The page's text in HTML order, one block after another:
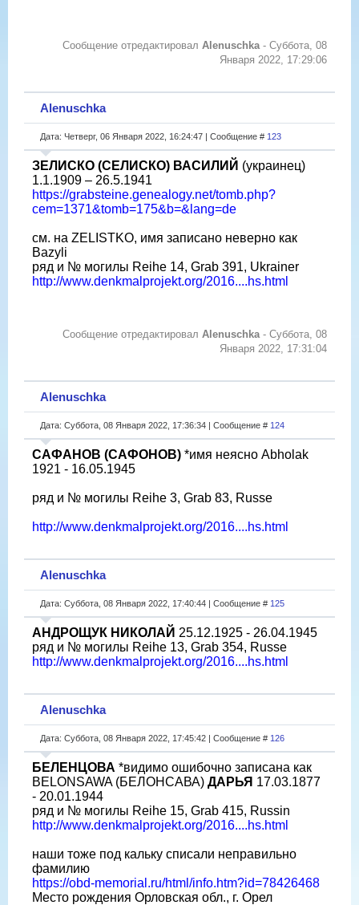
Сообщение отредактировал Alenuschka - Суббота, 08
Января 2022, 17:29:06
Alenuschka
Дата: Четверг, 06 Января 2022, 16:24:47 | Сообщение # 123
ЗЕЛИСКО (СЕЛИСКО) ВАСИЛИЙ (украинец)
1.1.1909 – 26.5.1941
https://grabsteine.genealogy.net/tomb.php?
cem=1371&tomb=175&b=&lang=de
см. на ZELISTKO, имя записано неверно как
Bazyli
ряд и № могилы Reihe 14, Grab 391, Ukrainer
http://www.denkmalprojekt.org/2016....hs.html
Сообщение отредактировал Alenuschka - Суббота, 08
Января 2022, 17:31:04
Alenuschka
Дата: Суббота, 08 Января 2022, 17:36:34 | Сообщение # 124
САФАНОВ (САФОНОВ) *имя неясно Abholak
1921 - 16.05.1945
ряд и № могилы Reihe 3, Grab 83, Russe
http://www.denkmalprojekt.org/2016....hs.html
Alenuschka
Дата: Суббота, 08 Января 2022, 17:40:44 | Сообщение # 125
АНДРОЩУК НИКОЛАЙ 25.12.1925 - 26.04.1945
ряд и № могилы Reihe 13, Grab 354, Russe
http://www.denkmalprojekt.org/2016....hs.html
Alenuschka
Дата: Суббота, 08 Января 2022, 17:45:42 | Сообщение # 126
БЕЛЕНЦОВА *видимо ошибочно записана как
BELONSAWA (БЕЛОНСАВА) ДАРЬЯ 17.03.1877
- 20.01.1944
ряд и № могилы Reihe 15, Grab 415, Russin
http://www.denkmalprojekt.org/2016....hs.html
наши тоже под кальку списали неправильно
фамилию
https://obd-memorial.ru/html/info.htm?id=78426468
Место рождения Орловская обл., г. Орел